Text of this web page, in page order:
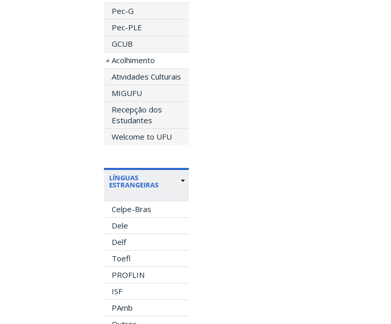
Pec-G
Pec-PLE
GCUB
Acolhimento
Atividades Culturais
MIGUFU
Recepção dos
Estudantes
Welcome to UFU
LÍNGUAS
ESTRANGEIRAS
Celpe-Bras
Dele
Delf
Toefl
PROFLIN
ISF
PAmb